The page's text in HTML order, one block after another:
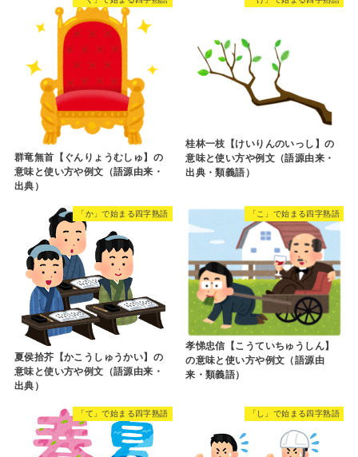
群竜無首【ぐんりょうむしゅ】の
意味と使い方や例文（語源由来・
出典）
桂林一枝【けいりんのいっし】の
意味と使い方や例文（語源由来・
出典・類義語）
「か」で始まる四字熟語
夏侯拾芥【かこうしゅうかい】の
意味と使い方や例文（語源由来・
出典）
「こ」で始まる四字熟語
孝悌忠信【こうていちゅうしん】
の意味と使い方や例文（語源由
来・類義語）
「て」で始まる四字熟語 「し」で始まる四字熟語